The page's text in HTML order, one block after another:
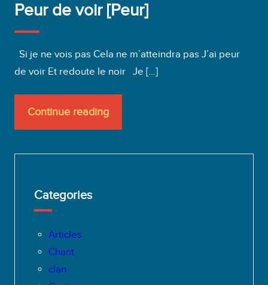
Peur de voir [Peur]
Si je ne vois pas Cela ne m’atteindra pas J’ai peur
de voir Et redoute le noir Je […]
Continue reading
Categories
Articles
Chant
clan